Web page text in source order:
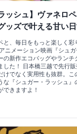
ッシュ】ヴァネロ
ッズで叶える甘い
と、毎日をもっと楽しく彩
ニメーション映画『シュ
の新作エコバッグやランチ
した！ 日本橋三越で先行
けでなく実用性も抜群。こ
な『シュガー・ラッシュ』
できますよ！